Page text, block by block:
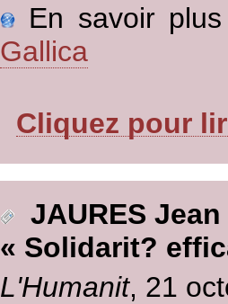
En savoir
Gallica
Cliquez pour
JAURES Jean
« Solidarit?
L'Humanit, 21